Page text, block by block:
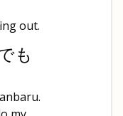
out.
も